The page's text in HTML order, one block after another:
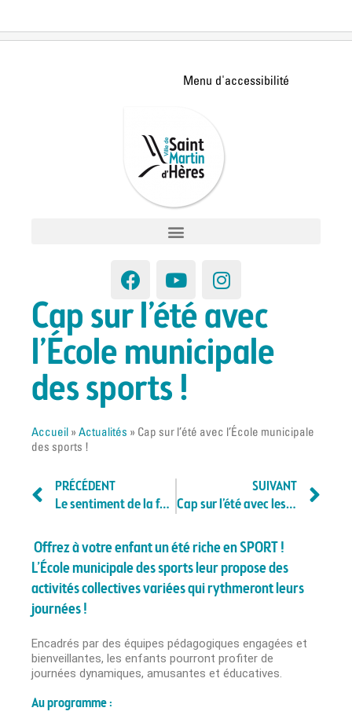
Cap sur l’été avec
l’École municipale
des sports !
Accueil » Actualités » Cap sur l’été avec l’École municipale
des sports !
PRÉCÉDENT
Le sentiment de la forêt par Fabrice Nesta !
SUIVANT
Cap sur l’été avec les accueils de loisirs !
Offrez à votre enfant un été riche en SPORT !
L’École municipale des sports leur propose des
activités collectives variées qui rythmeront leurs
journées !
Encadrés par des équipes pédagogiques engagées et
bienveillantes, les enfants pourront profiter de
journées dynamiques, amusantes et éducatives.
Au programme :